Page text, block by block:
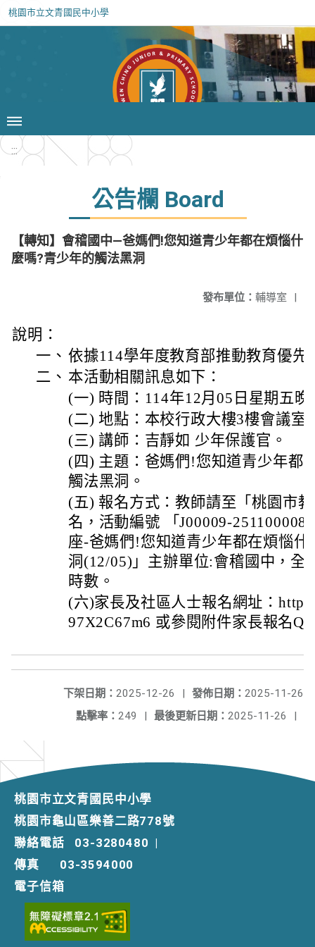
桃園市立文青國民中小學
:::
公告欄 Board
【轉知】會稽國中—爸媽們!您知道青少年都在煩惱什
麼嗎?青少年的觸法黑洞
發布單位： 輔導室 |
說明：
一、 依據114學年度教育部推動教育優先
二、 本活動相關訊息如下：
(一) 時間：114年12月05日星期五
(二) 地點：本校行政大樓3樓會議室
(三) 講師：吉靜如 少年保護官。
(四) 主題：爸媽們!您知道青少年都
觸法黑洞。
(五) 報名方式：教師請至「桃園市
名，活動編號 「J00009-
座-爸媽們!您知道青少年都在煩惱什
洞(12/05)」主辦單位:會稽國中，全
時數。
(六)家長及社區人士報名網址：
97X2C67m6 或參閱附件家長報名
發佈日期： 2025-11-26
下架日期： 2025-12-26
|
最後更新日期： 2025-11-26 |
點擊率： 249 |
桃園市立文青國民中小學
桃園市龜山區樂善二路778號
聯絡電話
03-3280480 |
傳真
03-3594000
電子信箱